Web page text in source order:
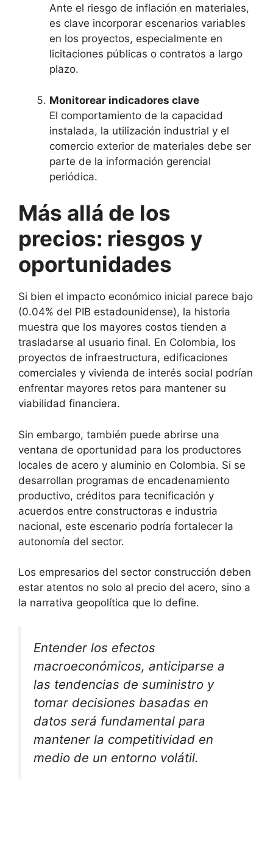
Ante el riesgo de inflación en materiales,
es clave incorporar escenarios variables
en los proyectos, especialmente en
licitaciones públicas o contratos a largo
plazo.
Monitorear indicadores clave
El comportamiento de la capacidad
instalada, la utilización industrial y el
comercio exterior de materiales debe ser
parte de la información gerencial
periódica.
Más allá de los
precios: riesgos y
oportunidades
Si bien el impacto económico inicial parece bajo
(0.04% del PIB estadounidense), la historia
muestra que los mayores costos tienden a
trasladarse al usuario final. En Colombia, los
proyectos de infraestructura, edificaciones
comerciales y vivienda de interés social podrían
enfrentar mayores retos para mantener su
viabilidad financiera.
Sin embargo, también puede abrirse una
ventana de oportunidad para los productores
locales de acero y aluminio en Colombia. Si se
desarrollan programas de encadenamiento
productivo, créditos para tecnificación y
acuerdos entre constructoras e industria
nacional, este escenario podría fortalecer la
autonomía del sector.
Los empresarios del sector construcción deben
estar atentos no solo al precio del acero, sino a
la narrativa geopolítica que lo define.
Entender los efectos
macroeconómicos, anticiparse a
las tendencias de suministro y
tomar decisiones basadas en
datos será fundamental para
mantener la competitividad en
medio de un entorno volátil.